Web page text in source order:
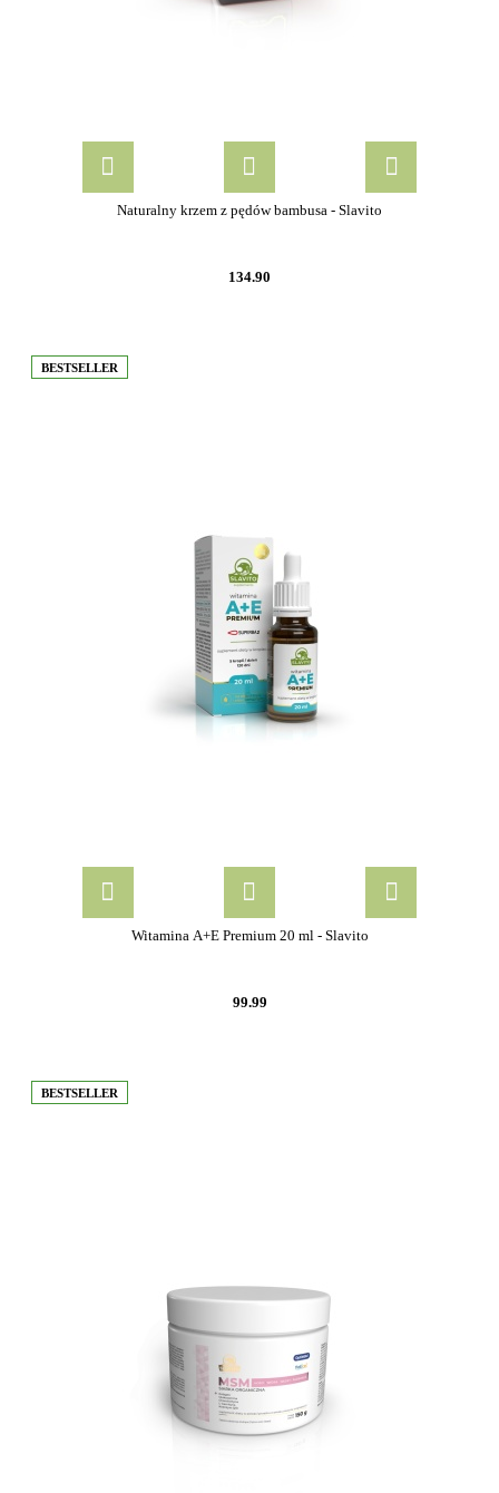
Naturalny krzem z pędów bambusa - Slavito
134.90
BESTSELLER
Witamina A+E Premium 20 ml - Slavito
99.99
BESTSELLER